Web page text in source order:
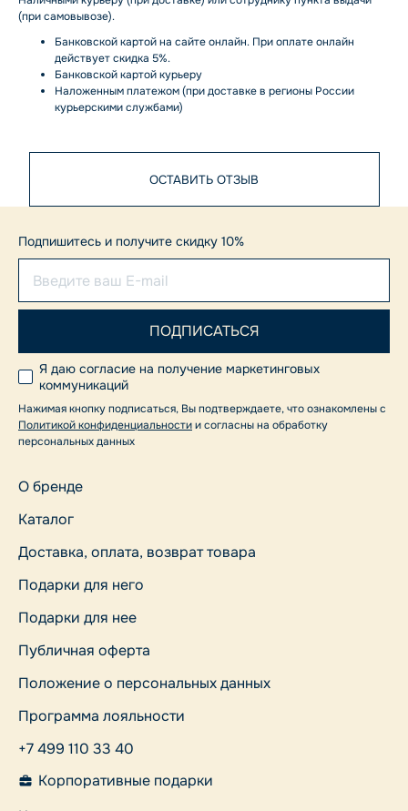
(при самовывозе).
Банковской картой на сайте онлайн. При оплате онлайн
действует скидка 5%.
Банковской картой курьеру
Наложенным платежом (при доставке в регионы России
курьерскими службами)
ОСТАВИТЬ ОТЗЫВ
О бренде
Каталог
Доставка, оплата, возврат товара
Подарки для него
Подарки для нее
Публичная оферта
Положение о персональных данных
Программа лояльности
+7 499 110 33 40
Корпоративные подарки
Подпишитесь и получите скидку 10%
Я даю согласие на получение маркетинговых
коммуникаций
Нажимая кнопку подписаться, Вы подтверждаете, что ознакомлены с
Политикой конфиденциальностии согласны на обработку
персональных данных